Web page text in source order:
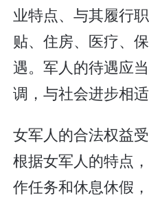
业特点、与其履行
贴、住房、医疗、
遇。军人的待遇应
调，与社会进步相适
女军人的合法权益
根据女军人的特点
作任务和休息休假